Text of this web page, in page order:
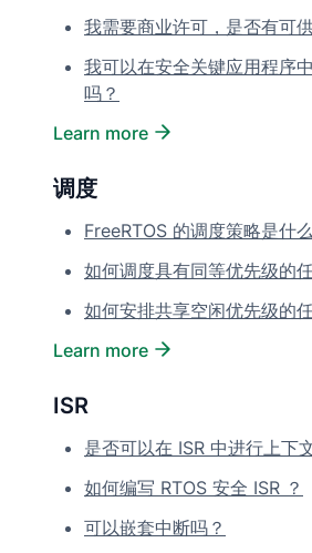
我需要商业许可，是否有可
我可以在安全关键应用程序
吗？
Learn more
调度
FreeRTOS 的调度策略是什
如何调度具有同等优先级的
如何安排共享空闲优先级的
Learn more
ISR
是否可以在 ISR 中进行上下
如何编写 RTOS 安全 ISR ？
可以嵌套中断吗？